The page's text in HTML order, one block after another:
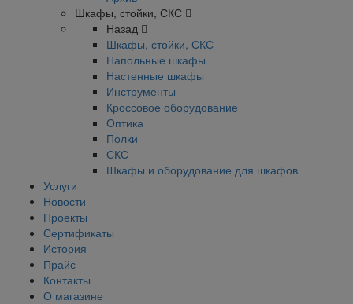
Шкафы, стойки, СКС
Назад
Шкафы, стойки, СКС
Напольные шкафы
Настенные шкафы
Инструменты
Кроссовое оборудование
Оптика
Полки
СКС
Шкафы и оборудование для шкафов
Услуги
Новости
Проекты
Сертификаты
История
Прайс
Контакты
О магазине